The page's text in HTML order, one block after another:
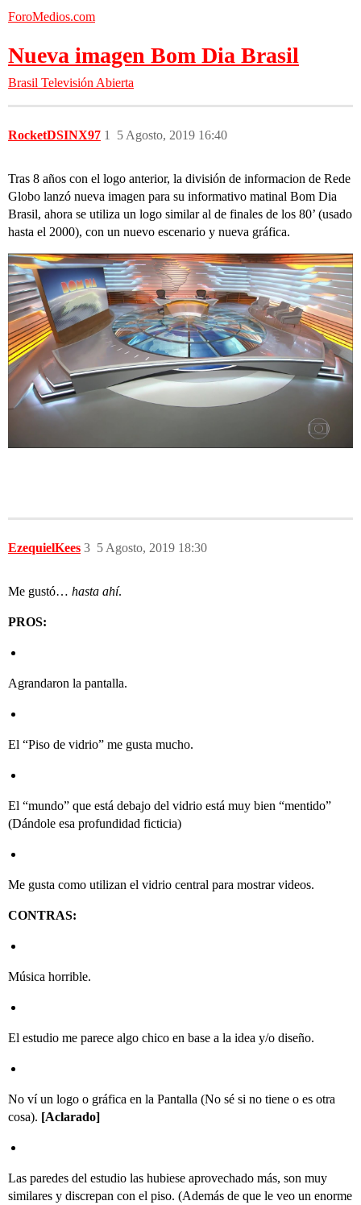
ForoMedios.com
Nueva imagen Bom Dia Brasil
Brasil Televisión Abierta
RocketDSINX97 5 Agosto, 2019 16:40
1
Tras 8 años con el logo anterior, la división de informacion de Rede
Globo lanzó nueva imagen para su informativo matinal Bom Dia
Brasil, ahora se utiliza un logo similar al de finales de los 80’ (usado
hasta el 2000), con un nuevo escenario y nueva gráfica.
EzequielKees 5 Agosto, 2019 18:30
3
Me gustó… hasta ahí.
PROS:
Agrandaron la pantalla.
El “Piso de vidrio” me gusta mucho.
El “mundo” que está debajo del vidrio está muy bien “mentido”
(Dándole esa profundidad ficticia)
Me gusta como utilizan el vidrio central para mostrar videos.
CONTRAS:
Música horrible.
El estudio me parece algo chico en base a la idea y/o diseño.
No ví un logo o gráfica en la Pantalla (No sé si no tiene o es otra
cosa). [Aclarado]
Las paredes del estudio las hubiese aprovechado más, son muy
similares y discrepan con el piso. (Además de que le veo un enorme